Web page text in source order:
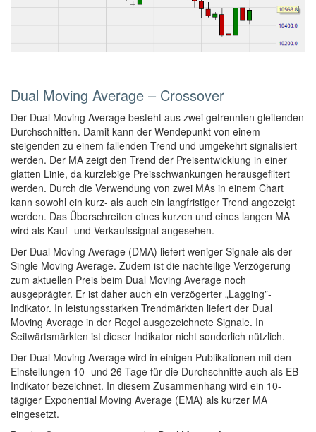
Dual Moving Average – Crossover
Der Dual Moving Average besteht aus zwei getrennten gleitenden
Durchschnitten. Damit kann der Wendepunkt von einem
steigenden zu einem fallenden Trend und umgekehrt signalisiert
werden. Der MA zeigt den Trend der Preisentwicklung in einer
glatten Linie, da kurzlebige Preisschwankungen herausgefiltert
werden. Durch die Verwendung von zwei MAs in einem Chart
kann sowohl ein kurz- als auch ein langfristiger Trend angezeigt
werden. Das Überschreiten eines kurzen und eines langen MA
wird als Kauf- und Verkaufssignal angesehen.
Der Dual Moving Average (DMA) liefert weniger Signale als der
Single Moving Average. Zudem ist die nachteilige Verzögerung
zum aktuellen Preis beim Dual Moving Average noch
ausgeprägter. Er ist daher auch ein verzögerter „Lagging”-
Indikator. In leistungsstarken Trendmärkten liefert der Dual
Moving Average in der Regel ausgezeichnete Signale. In
Seitwärtsmärkten ist dieser Indikator nicht sonderlich nützlich.
Der Dual Moving Average wird in einigen Publikationen mit den
Einstellungen 10- und 26-Tage für die Durchschnitte auch als EB-
Indikator bezeichnet. In diesem Zusammenhang wird ein 10-
tägiger Exponential Moving Average (EMA) als kurzer MA
eingesetzt.